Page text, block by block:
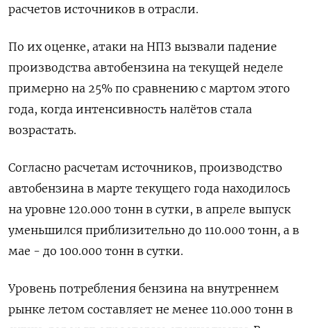
расчетов источников в отрасли.
По их оценке, атаки на НПЗ вызвали падение
производства автобензина на текущей неделе
примерно на 25% по сравнению с мартом этого
года, когда интенсивность налётов стала
возрастать.
Согласно расчетам ​источников, производство
автобензина в марте текущего ​года находилось
на уровне ​120.000 тонн ⁠в сутки, в апреле выпуск
уменьшился приблизительно до 110.000 тонн, а в
‌мае - до 100.000 тонн в сутки.
Уровень ‌потребления бензина на внутреннем
рынке летом составляет не менее 110.000 тонн в